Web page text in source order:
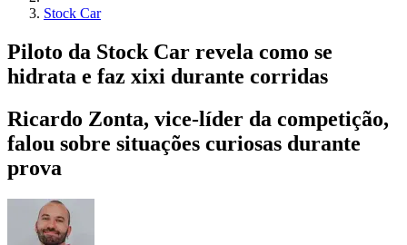
Stock Car
Piloto da Stock Car revela como se
hidrata e faz xixi durante corridas
Ricardo Zonta, vice-líder da competição,
falou sobre situações curiosas durante
prova